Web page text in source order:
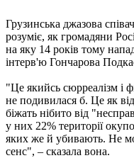
Грузинська джазова
розуміє, як громадяни
на яку 14 років тому
інтерв'ю Гончарова
"Це якийсь сюрреалізм і
не подивилася б. Це як
біжать нібито від
у них 22% території
яких же й убивають. Не
сенс", – сказала вона.